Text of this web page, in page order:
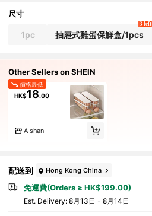
尺寸
1pc 抽屜式雞蛋保鮮盒/1pcs
3 left
Other Sellers on SHEIN
價格最低
HK$18.00
A shan
配送到 Hong Kong China
免運費(Orders ≥ HK$199.00)
​Est. Delivery: 8月13日 - 8月14日